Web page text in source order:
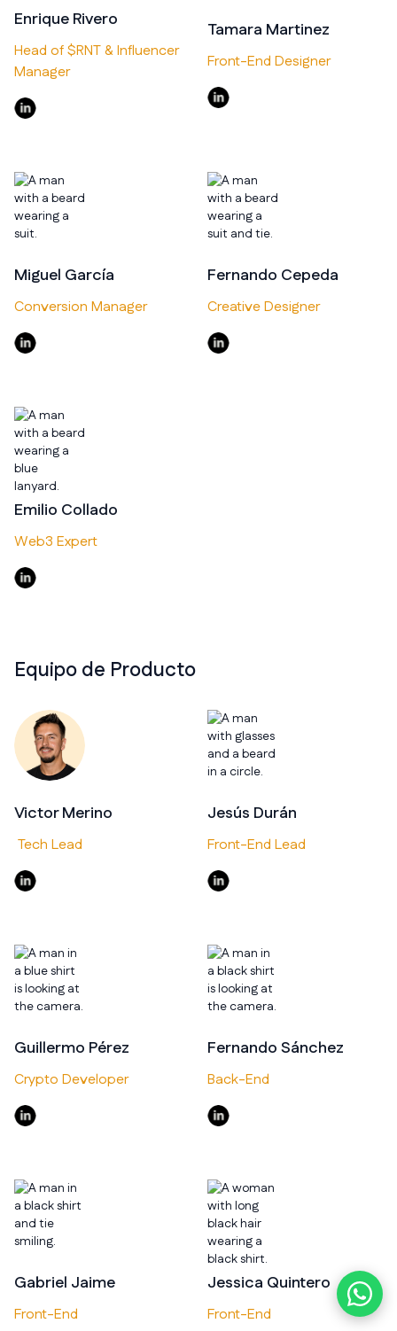
Enrique Rivero
Head of $RNT & Influencer
Manager
Tamara Martinez
Front-End Designer
Miguel García
Conversion Manager
Fernando Cepeda
Creative Designer
Emilio Collado
Web3 Expert
Equipo de Producto
Victor Merino
Tech Lead
Jesús Durán
Front-End Lead
Guillermo Pérez
Crypto Developer
Fernando Sánchez
Back-End
Gabriel Jaime
Front-End
Jessica Quintero
Front-End